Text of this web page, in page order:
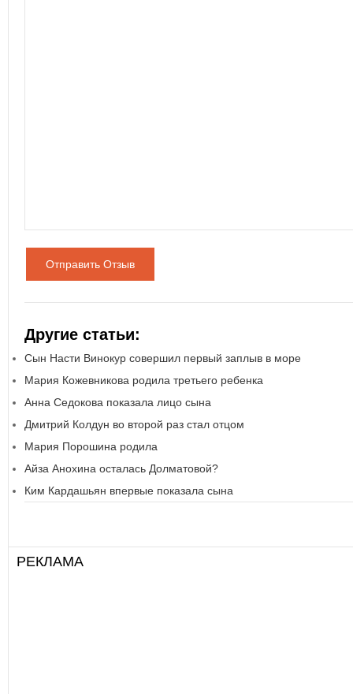
Отправить Отзыв
Другие статьи:
Сын Насти Винокур совершил первый заплыв в море
Мария Кожевникова родила третьего ребенка
Анна Седокова показала лицо сына
Дмитрий Колдун во второй раз стал отцом
Мария Порошина родила
Айза Анохина осталась Долматовой?
Ким Кардашьян впервые показала сына
РЕКЛАМА